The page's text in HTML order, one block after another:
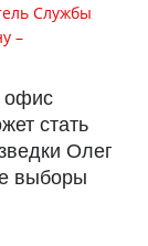
офис
стать
Олег
выборы